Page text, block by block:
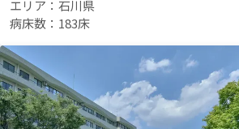
エリア：石川県
病床数：183床